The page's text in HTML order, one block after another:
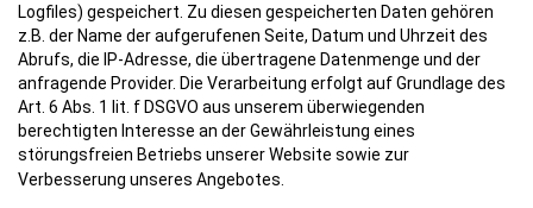
Logfiles) gespeichert. Zu diesen gespeicherten Daten gehören
z.B. der Name der aufgerufenen Seite, Datum und Uhrzeit des
Abrufs, die IP-Adresse, die übertragene Datenmenge und der
anfragende Provider. Die Verarbeitung erfolgt auf Grundlage des
Art. 6 Abs. 1 lit. f DSGVO aus unserem überwiegenden
berechtigten Interesse an der Gewährleistung eines
störungsfreien Betriebs unserer Website sowie zur
Verbesserung unseres Angebotes.